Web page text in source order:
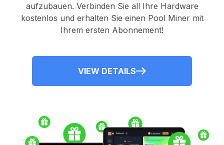
aufzubauen. Verbinden Sie all Ihre Hardware
kostenlos und erhalten Sie einen Pool Minermit
Ihrem ersten Abonnement!
VIEW DETAILS